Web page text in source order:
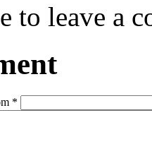
to leave a
*